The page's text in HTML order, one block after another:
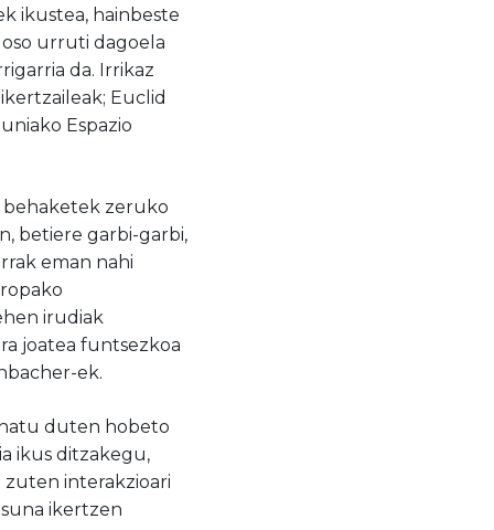
ikustea, hainbeste
oso urruti dagoela
da. Irrikaz
Euclid
Espazio
zeruko
betiere garbi-garbi,
eman nahi
irudiak
joateafuntsezkoa
ek.
duten hobeto
ikus ditzakegu,
interakzioari
ikertzen